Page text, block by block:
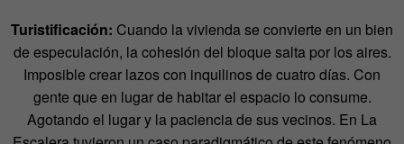
Turistificación: Cuando la vivienda se convierte en un bien
de especulación, la cohesión del bloque salta por los aires.
Imposible crear lazos con inquilinos de cuatro días. Con
gente que en lugar de habitar el espacio lo consume.
Agotando el lugar y la paciencia de sus vecinos. En La